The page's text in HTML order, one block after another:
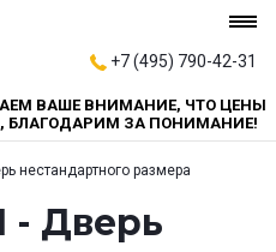
+7 (495) 790-42-31
ВАШЕ ВНИМАНИЕ, ЧТО ЦЕНЫ
БЛАГОДАРИМ ЗА ПОНИМАНИЕ!
нестандартного размера
- Дверь